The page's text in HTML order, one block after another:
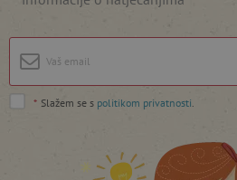
* Slažem se s politikom privatnosti
lastVisitedProduct
_lb_ccc